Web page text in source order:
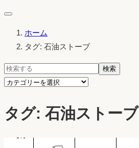
ホーム
タグ: 石油ストーブ
検
索:
検索
カ
ゴ
リ
タグ: 石油ストーブ